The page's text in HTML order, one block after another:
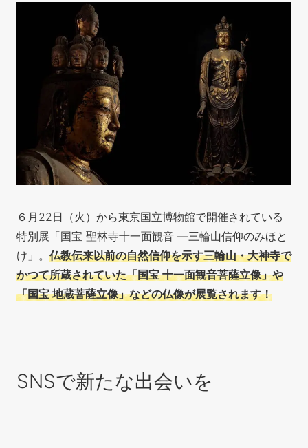
６月22日（火）から東京国立博物館で開催されている
特別展「国宝 聖林寺十一面観音 ―三輪山信仰のみほと
け」。 仏教伝来以前の自然信仰を示す三輪山・大神寺で
かつて所蔵されていた「国宝 十一面観音菩薩立像」や
「国宝 地蔵菩薩立像」などの仏像が展覧されます！
SNSで新たな出会いを